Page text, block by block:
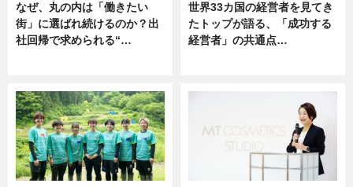
なぜ、丸の内は「働きたい
街」に選ばれ続けるのか？出
社回帰で求められる“…
世界33カ国の経営者を見てき
たトップが語る、「成功する
経営者」の共通点…